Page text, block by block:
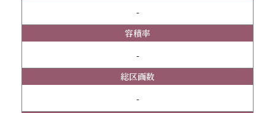
-
容積率
-
総区画数
-